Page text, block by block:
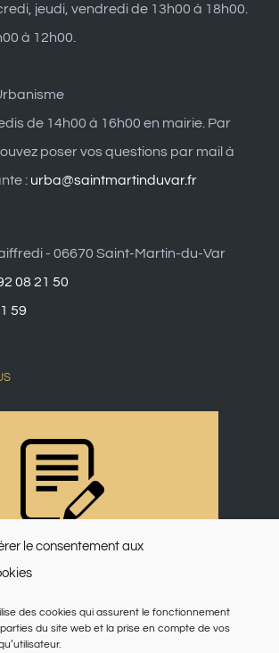
le consentement aux
des cookies qui assurent le fonctionnement
du site web et la prise en compte de vos
jeudi, vendredi de 13h00 à 18h00.
à 12h00.
de 14h00 à 16h00 en mairie. Par
poser vos questions par mail à
: urba@saintmartinduvar.fr
- 06670 Saint-Martin-du-Var
08 21 50
59